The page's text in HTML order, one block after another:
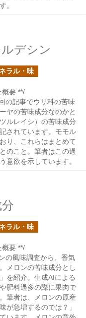
。
デシン
ラル・味
概要 **/
の記事でウリ科の苦味
ヤの苦味成分なのかと
ルレイシ）の苦味成分
されています。モモル
り、これらはまとめて
のこと。筆者はこの過
意欲を示しています。
ラル・味
概要 **/
の風味調査から、香気
メロンの苦味成分とし
を紹介。生成AIによる
肥料過多の際に果肉で
筆者は、メロンの原産
が急増するのでは？」